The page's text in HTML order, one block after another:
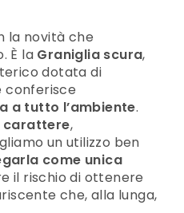
la novità che
È la Graniglia scura,
dotata di
conferisce
a tutto l’ambiente.
,
un utilizzo ben
come unica
il rischio di ottenere
che, alla lunga,